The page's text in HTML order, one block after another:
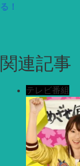
る！
関連記事
テレビ番組